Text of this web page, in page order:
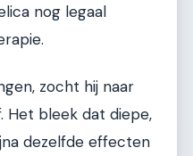
nog legaal
zocht hij naar
Het bleek dat diepe,
dezelfde effecten